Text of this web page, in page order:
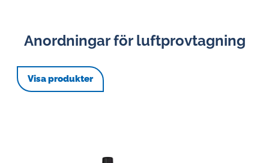
Anordningar för luftprovtagning
Visa produkter